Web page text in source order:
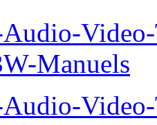
Audio-
Manuels
Audio-